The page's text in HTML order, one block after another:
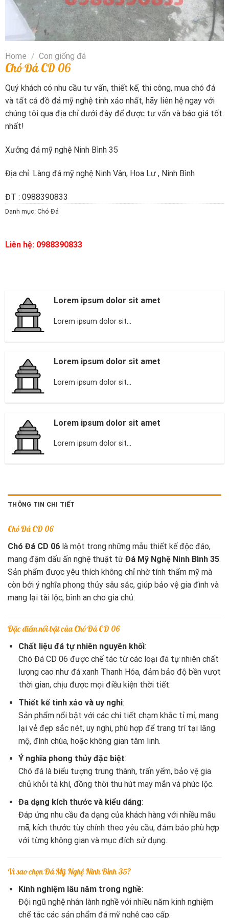
Home / Con giống đá
Chó Đá CD 06
Quý khách có nhu cầu tư vấn, thiết kế, thi công, mua chó đá
và tất cả đồ đá mỹ nghệ tinh xảo nhất, hãy liên hệ ngay với
chúng tôi qua địa chỉ dưới đây để được tư vấn và báo giá tốt
nhất!
Xưởng đá mỹ nghệ Ninh Bình 35
Địa chỉ: Làng đá mỹ nghệ Ninh Vân, Hoa Lư , Ninh Bình
ĐT : 0988390833
Danh mục: Chó Đá
Liên hệ: 0988390833
Lorem ipsum dolor sit amet
Lorem ipsum dolor sit...
Lorem ipsum dolor sit amet
Lorem ipsum dolor sit...
Lorem ipsum dolor sit amet
Lorem ipsum dolor sit...
THÔNG TIN CHI TIẾT
Chó Đá CD 06
Chó Đá CD 06 là một trong những mẫu thiết kế độc đáo,
mang đậm dấu ấn nghệ thuật từ Đá Mỹ Nghệ Ninh Bình 35.
Sản phẩm được yêu thích không chỉ nhờ tính thẩm mỹ mà
còn bởi ý nghĩa phong thủy sâu sắc, giúp bảo vệ gia đình và
mang lại tài lộc, bình an cho gia chủ.
Đặc điểm nổi bật của Chó Đá CD 06
Chất liệu đá tự nhiên nguyên khối:
Chó Đá CD 06 được chế tác từ các loại đá tự nhiên chất
lượng cao như đá xanh Thanh Hóa, đảm bảo độ bền vượt
thời gian, chịu được mọi điều kiện thời tiết.
Thiết kế tinh xảo và uy nghi:
Sản phẩm nổi bật với các chi tiết chạm khắc tỉ mỉ, mang
lại vẻ đẹp sắc nét, uy nghi, phù hợp để trang trí tại lăng
mộ, đình chùa, hoặc không gian tâm linh.
Ý nghĩa phong thủy đặc biệt:
Chó đá là biểu tượng trung thành, trấn yểm, bảo vệ gia
chủ khỏi tà khí, đồng thời thu hút may mắn và phúc lộc.
Đa dạng kích thước và kiểu dáng:
Đáp ứng nhu cầu đa dạng của khách hàng với nhiều mẫu
mã, kích thước tùy chỉnh theo yêu cầu, đảm bảo phù hợp
với từng không gian và mục đích sử dụng.
Vì sao chọn Đá Mỹ Nghệ Ninh Bình 35?
Kinh nghiệm lâu năm trong nghề:
Đội ngũ nghệ nhân lành nghề với nhiều năm kinh nghiệm
chế tác các sản phẩm đá mỹ nghệ cao cấp.